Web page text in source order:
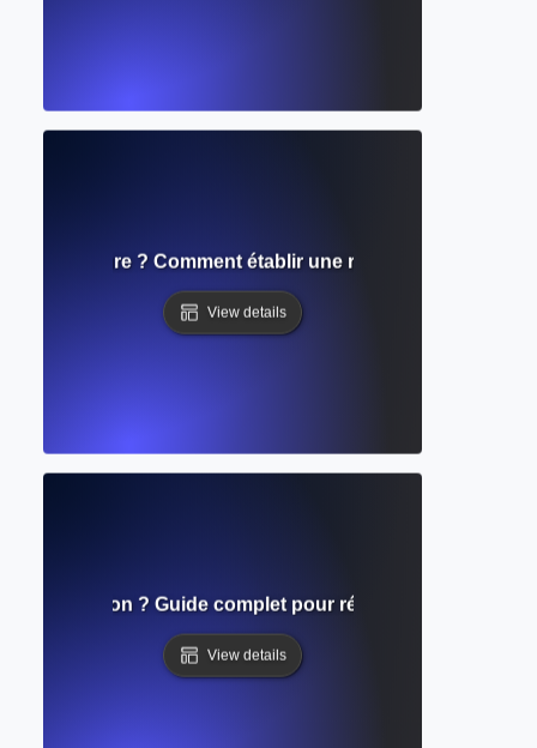
d'écriture ? Comment établir une routine d'écriture
View details
d'édition ? Guide complet pour réviser et affiner
View details